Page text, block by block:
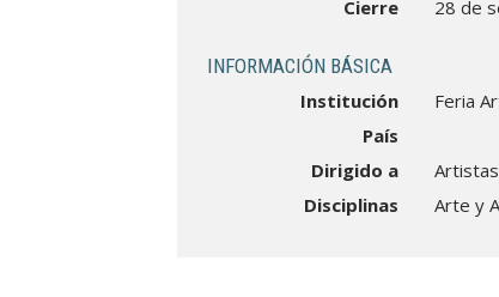
Cierre
28 de
INFORMACIÓN BÁSICA
Institución
Feria
País
Dirigido a
Disciplinas
Arte y